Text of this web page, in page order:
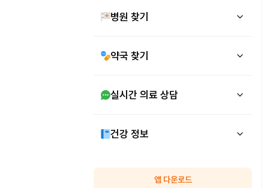
병원 찾기
약국 찾기
실시간 의료 상담
건강 정보
앱 다운로드